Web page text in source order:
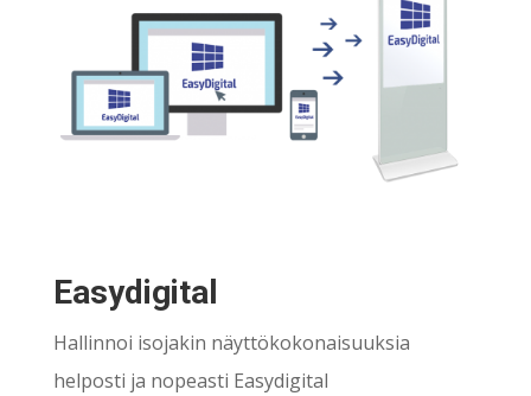
Easydigital
Hallinnoi isojakin näyttökokonaisuuksia
helposti ja nopeasti Easydigital